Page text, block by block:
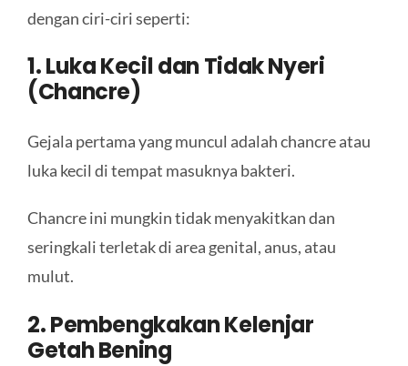
dengan ciri-ciri seperti:
1. Luka Kecil dan Tidak Nyeri
(Chancre)
Gejala pertama yang muncul adalah chancre atau
luka kecil di tempat masuknya bakteri.
Chancre ini mungkin tidak menyakitkan dan
seringkali terletak di area genital, anus, atau
mulut.
2. Pembengkakan Kelenjar
Getah Bening